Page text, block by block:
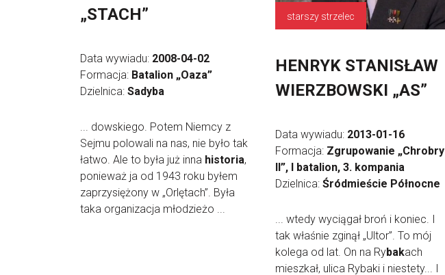
„STACH”
Data wywiadu: 2008-04-02
Formacja: Batalion „Oaza”
Dzielnica: Sadyba
... dowskiego. Potem Niemcy z
Sejmu polowali na nas, nie było tak
łatwo. Ale to była już inna historia,
ponieważ ja od 1943 roku byłem
zaprzysiężony w „Orlętach”. Była
taka organizacja młodzieżo ...
starszy strzelec
HENRYK STANISŁAW
WIERZBOWSKI „AS”
Data wywiadu: 2013-01-16
Formacja: Zgrupowanie „Chrobry
II”, I batalion, 3. kompania
Dzielnica: Śródmieście Północne
... wtedy wyciągał broń i koniec. I
tak właśnie zginął „Ultor”. To mój
kolega od lat. On na Rybakach
mieszkał, ulica Rybaki i niestety... I